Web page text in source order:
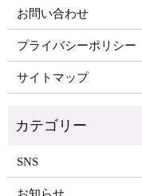
お問い合わせ
プライバシーポリシー
サイトマップ
SNS